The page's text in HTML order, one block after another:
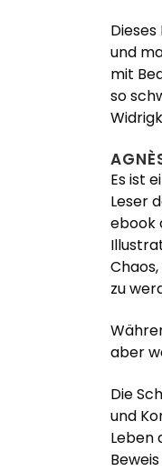
und
mit
so
Es ist
Leser
ebook
zu
aber
Die
und
Leben